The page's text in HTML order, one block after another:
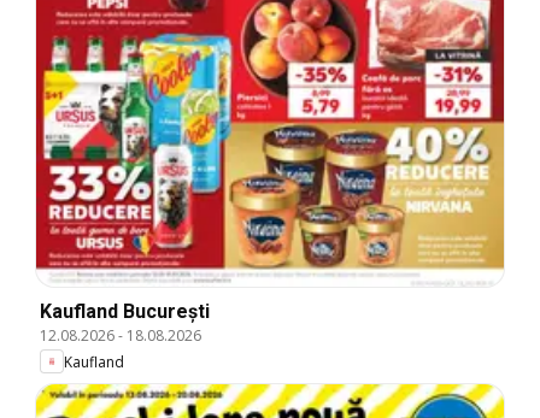
Kaufland București
12.08.2026- 18.08.2026
Kaufland